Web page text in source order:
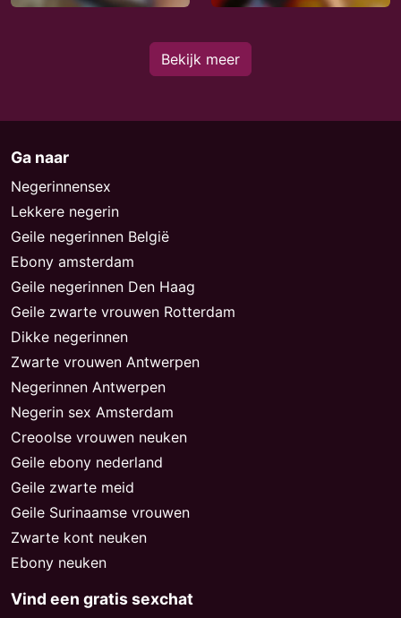
Bekijk meer
Ga naar
Negerinnensex
Lekkere negerin
Geile negerinnen België
Ebony amsterdam
Geile negerinnen Den Haag
Geile zwarte vrouwen Rotterdam
Dikke negerinnen
Zwarte vrouwen Antwerpen
Negerinnen Antwerpen
Negerin sex Amsterdam
Creoolse vrouwen neuken
Geile ebony nederland
Geile zwarte meid
Geile Surinaamse vrouwen
Zwarte kont neuken
Ebony neuken
Vind een gratis sexchat